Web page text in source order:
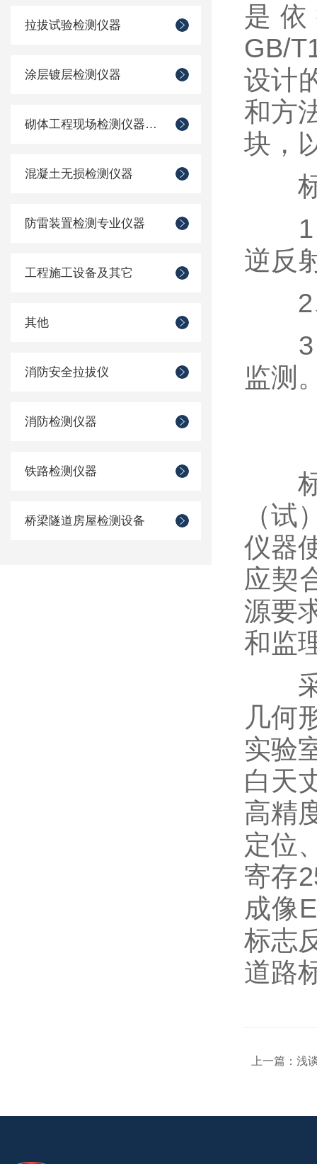
拉拔试验检测仪器
涂层镀层检测仪器
砌体工程现场检测仪器仪表
混凝土无损检测仪器
防雷装置检测专业仪器
工程施工设备及其它
其他
消防安全拉拔仪
消防检测仪器
铁路检测仪器
桥梁隧道房屋检测设备
是
GB/
设计
和方
块，
标
1、
逆反
2、
3、
监测
标
（
仪器
应契
源要
和监
采
几何
实验
白天
高精
定位
寄存
成像
标志
道路
上一篇： 浅